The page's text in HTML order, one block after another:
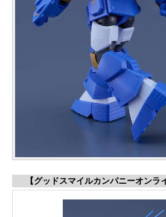
【グッドスマイルカンパニーオンラ